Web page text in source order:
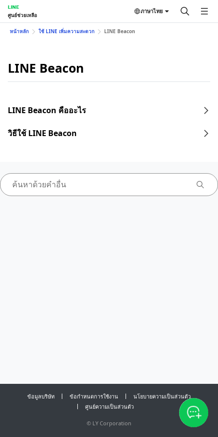
LINE
ศูนย์ช่วยเหลือ
ภาษาไทย
หน้าหลัก ใช้ LINE เพิ่มความสะดวก LINE Beacon
LINE Beacon
LINE Beacon คืออะไร
วิธีใช้ LINE Beacon
ข้อมูลบริษัท ข้อกำหนดการใช้งาน
นโยบายความเป็นส่วนตัว
ศูนย์ความเป็นส่วนตัว
© LY Corporation